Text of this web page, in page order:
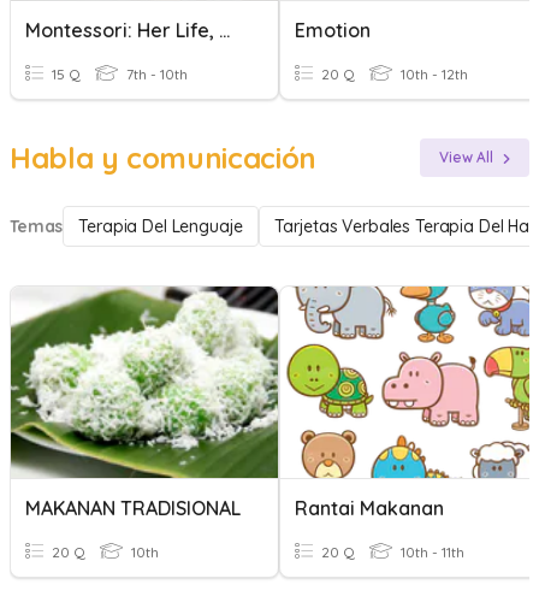
Montessori: Her Life, Work, And Impact
15 Q 7th - 10th
ฺEmotion
20 Q 10th - 12th
Habla y comunicación View All
Temas Terapia Del Lenguaje Tarjetas Verbales Terapia Del
MAKANAN TRADISIONAL
20 Q 10th
Rantai Makanan
20 Q 10th - 11th